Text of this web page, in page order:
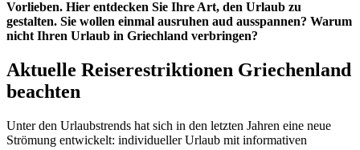
Vorlieben. Hier entdecken Sie Ihre Art, den Urlaub zu
gestalten. Sie wollen einmal ausruhen aud ausspannen? Warum
nicht Ihren Urlaub in Griechland verbringen?
Aktuelle Reiserestriktionen Griechenland
beachten
Unter den Urlaubstrends hat sich in den letzten Jahren eine neue
Strömung entwickelt: individueller Urlaub mit informativen